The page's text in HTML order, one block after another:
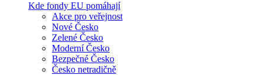
Kde fondy EU pomáhají
Akce pro veřejnost
Nové Česko
Zelené Česko
Moderní Česko
Bezpečné Česko
Česko netradičně